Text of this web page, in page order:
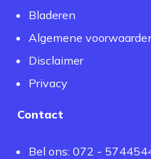
Bladeren
Algemene
Disclaimer
Privacy
Contact
Bel ons: 072 -